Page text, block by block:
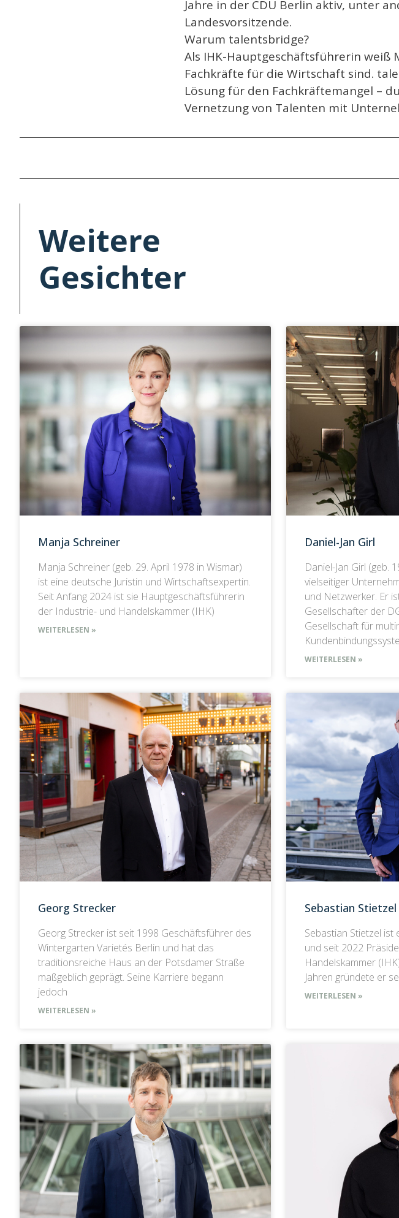
Jahre in der CDU Berlin aktiv, unter
Landesvorsitzende.
Warum talentsbridge?
Als IHK-Hauptgeschäftsführerin weiß
Fachkräfte für die Wirtschaft sind.
Lösung für den Fachkräftemangel –
Vernetzung von Talenten mit
Weitere
Gesichter
Manja Schreiner
Manja Schreiner (geb. 29. April 1978 in Wismar)
ist eine deutsche Juristin und Wirtschaftsexpertin.
Seit Anfang 2024 ist sie Hauptgeschäftsführerin
der Industrie- und Handelskammer (IHK)
WEITERLESEN »
Daniel-Jan Girl
Daniel-Jan Girl (geb.
vielseitiger
und Netzwerker. Er
Gesellschafter der
Gesellschaft für
WEITERLESEN »
Georg Strecker
Georg Strecker ist seit 1998 Geschäftsführer des
Wintergarten Varietés Berlin und hat das
traditionsreiche Haus an der Potsdamer Straße
maßgeblich geprägt. Seine Karriere begann
jedoch
WEITERLESEN »
Sebastian Stietzel
Sebastian Stietzel ist
und seit 2022
Handelskammer
Jahren gründete er
WEITERLESEN »